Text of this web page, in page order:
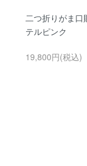
二つ折りがま口
テルピンク
19,800円(税込)